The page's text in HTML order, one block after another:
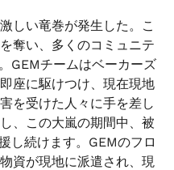
しい竜巻が発生した。こ
奪い、多くのコミュニテ
GEMチームはベーカーズ
座に駆けつけ、現在現地
を受けた人々に手を差し
、この大嵐の期間中、被
し続けます。GEMのフロ
資が現地に派遣され、現